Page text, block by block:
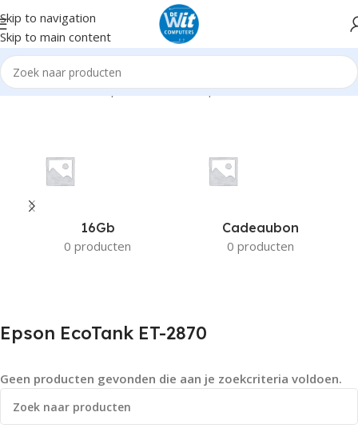
Skip to navigation
Skip to main content
Home Product Compatible Printers Epson EcoTank ET-2870
16Gb
0 producten
Cadeaubon
0 producten
Epson EcoTank ET-2870
Geen producten gevonden die aan je zoekcriteria voldoen.